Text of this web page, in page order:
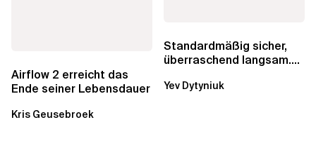
Airflow 2 erreicht das
Ende seiner Lebensdauer
Kris Geusebroek
Standardmäßig sicher,
überraschend langsam.
über die RDS...
Yev Dytyniuk